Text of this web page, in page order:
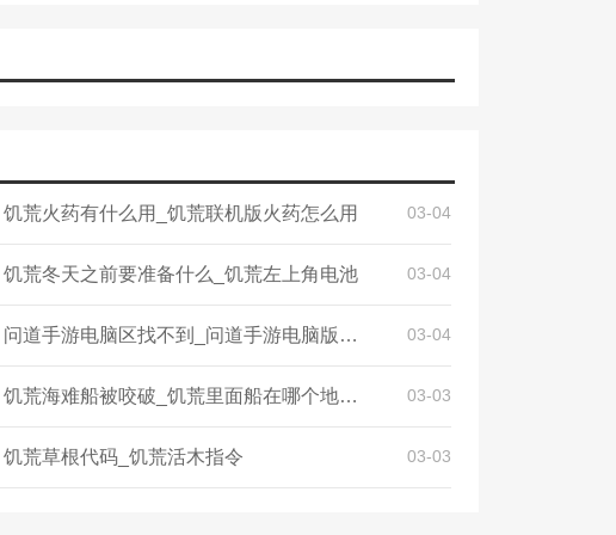
饥荒火药有什么用_饥荒联机版火药怎么用 03-04
饥荒冬天之前要准备什么_饥荒左上角电池 03-04
问道手游电脑区找不到_问道手游电脑版停止运行解决办法 停止运行 03-04
饥荒海难船被咬破_饥荒里面船在哪个地方做的 03-03
饥荒草根代码_饥荒活木指令 03-03